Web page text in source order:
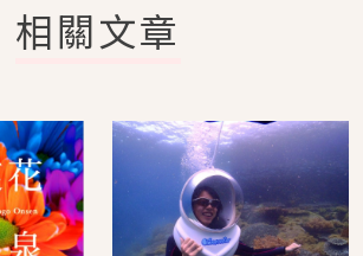
相關文章